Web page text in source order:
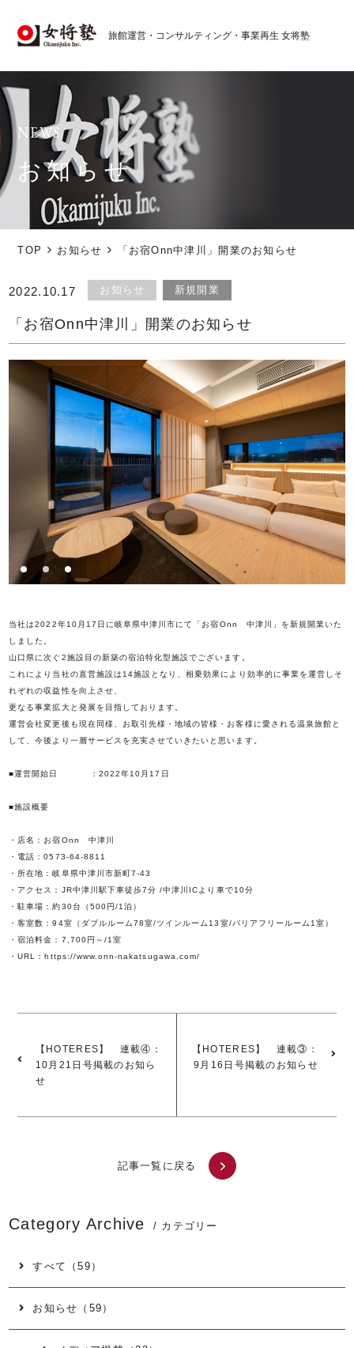
旅館運営・コンサルティング・事業再生 女将塾
お知らせ
TOP お知らせ 「お宿Onn中津川」開業のお知らせ
2022.10.17 お知らせ 新規開業
「お宿Onn中津川」開業のお知らせ
3
当社は2022年10月17日に岐阜県中津川市にて「お宿Onn 中津川」を新規開業いた
しました。
山口県に次ぐ2施設目の新築の宿泊特化型施設でございます。
これにより当社の直営施設は14施設となり、相乗効果により効率的に事業を運営しそ
れぞれの収益性を向上させ、
更なる事業拡大と発展を目指しております。
運営会社変更後も現在同様、お取引先様・地域の皆様・お客様に愛される温泉旅館と
して、今後より一層サービスを充実させていきたいと思います。
■運営開始日 ：2022年10月17日
■施設概要
・店名：お宿Onn 中津川
・電話：0573-64-8811
・所在地：岐阜県中津川市新町7-43
・アクセス：JR中津川駅下車徒歩7分 /中津川ICより車で10分
・駐車場：約30台（500円/1泊）
・客室数：94室（ダブルルーム78室/ツインルーム13室/バリアフリールーム1室）
・宿泊料金：7,700円～/1室
・URL：https://www.onn-nakatsugawa.com/
【HOTERES】 連載④：
10月21日号掲載のお知ら
せ
【HOTERES】 連載③：
9月16日号掲載のお知らせ
記事一覧に戻る
Category Archive / カテゴリー
すべて（59）
お知らせ（59）